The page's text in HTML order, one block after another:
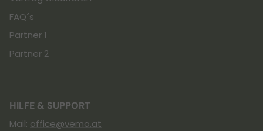
FAQ´s
Partner 1
Partner 2
HILFE & SUPPORT
Mail: office@vemo.at